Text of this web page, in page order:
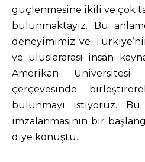
güçlenmesine ikili ve çok
bulunmaktayız. Bu
deneyimimiz ve
ve uluslararası insan
Amerikan
çerçevesinde
bulunmayı istiyoruz.
imzalanmasının bir
diye konuştu.